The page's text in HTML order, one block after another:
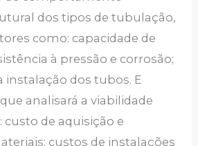
dos tipos de tubulação,
como: capacidade de
à pressão e corrosão;
dos tubos. E
analisará a viabilidade
de aquisição e
custos de instalações